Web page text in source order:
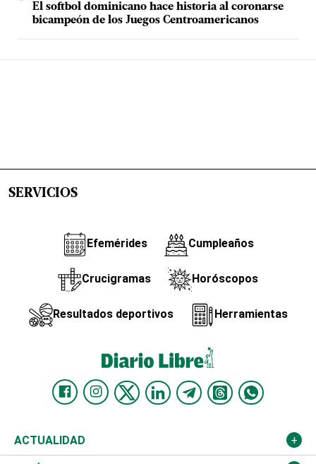
El softbol dominicano hace historia al coronarse
bicampeón de los Juegos Centroamericanos
SERVICIOS
Efemérides Cumpleaños
Crucigramas Horóscopos
Resultados deportivos Herramientas
ACTUALIDAD